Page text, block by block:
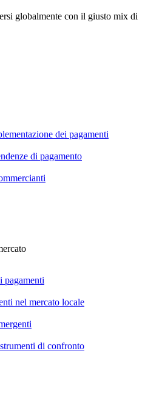
globalmente con il giusto mix di
dei pagamenti
di pagamento
pagamenti
nel mercato locale
di confronto